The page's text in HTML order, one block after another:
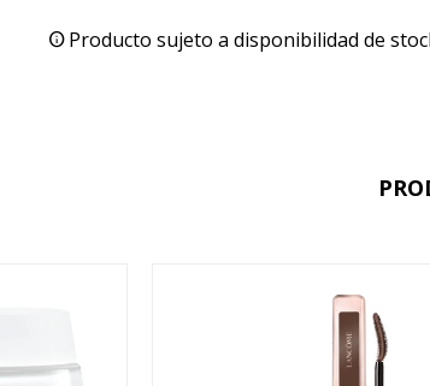
Producto sujeto a disponibilidad de